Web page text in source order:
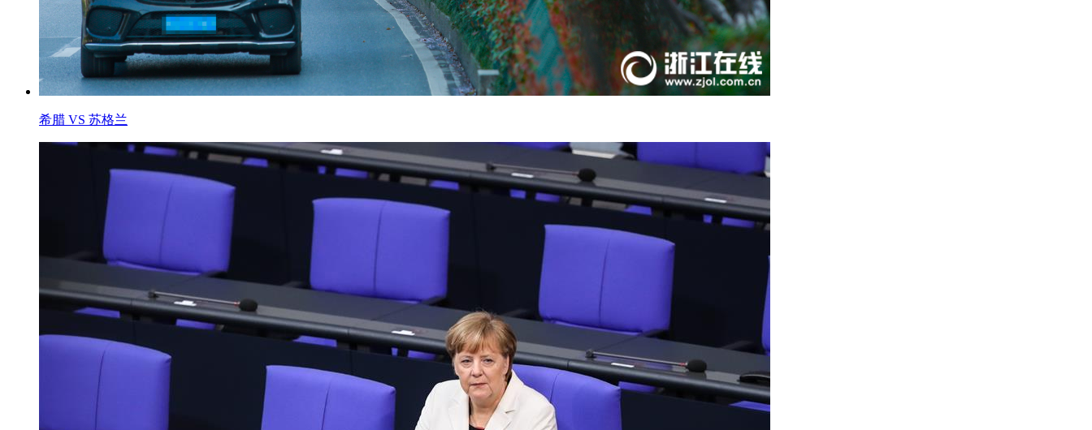
希腊 VS 苏格兰